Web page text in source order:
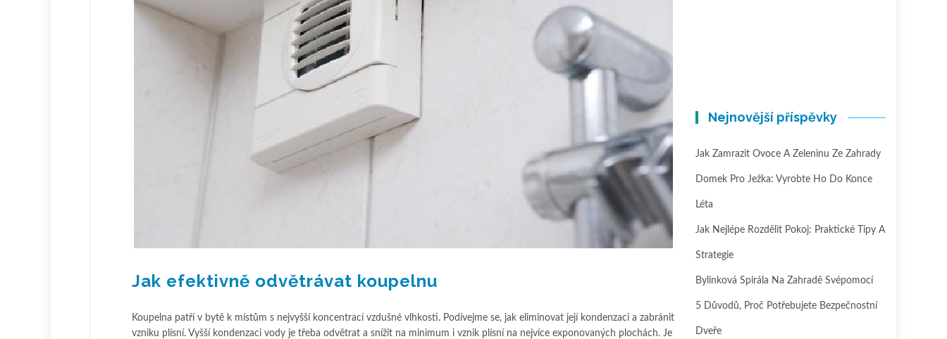
Jak efektivně odvětrávat koupelnu
Koupelna patří v bytě k místům s nejvyšší koncentrací vzdušné vlhkosti. Podívejme se, jak eliminovat její kondenzaci a zabránit
vzniku plísní. Vyšší kondenzaci vody je třeba odvětrat a snížit na minimum i vznik plísní na nejvíce exponovaných plochách. Je
Nejnovější příspěvky
Jak Zamrazit Ovoce A Zeleninu Ze Zahrady
Domek Pro Ježka: Vyrobte Ho Do Konce
Léta
Jak Nejlépe Rozdělit Pokoj: Praktické Tipy A
Strategie
Bylinková Spirála Na Zahradě Svépomocí
5 Důvodů, Proč Potřebujete Bezpečnostní
Dveře